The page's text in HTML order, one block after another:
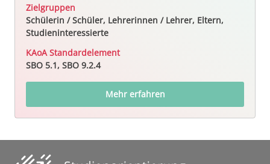
Zielgruppen
Schülerin / Schüler, Lehrerinnen / Lehrer, Eltern,
Studieninteressierte
KAoA Standardelement
SBO 5.1, SBO 9.2.4
Mehr erfahren